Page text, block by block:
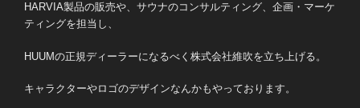
HARVIA製品の販売や、サウナのコンサルティング、企画・マーケ
ティングを担当し、
HUUMの正規ディーラーになるべく株式会社維吹を立ち上げる。
キャラクターやロゴのデザインなんかもやっております。